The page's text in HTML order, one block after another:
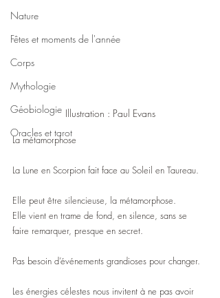
Nature
Fêtes et moments de l'année
Corps
Mythologie
Géobiologie
Oracles et tarot
Illustration : Paul Evans
La métamorphose
La Lune en Scorpion fait face au Soleil en Taureau.
Elle peut être silencieuse, la métamorphose.
Elle vient en trame de fond, en silence, sans se
faire remarquer, presque en secret.
Pas besoin d’événements grandioses pour changer.
Les énergies célestes nous invitent à ne pas avoir